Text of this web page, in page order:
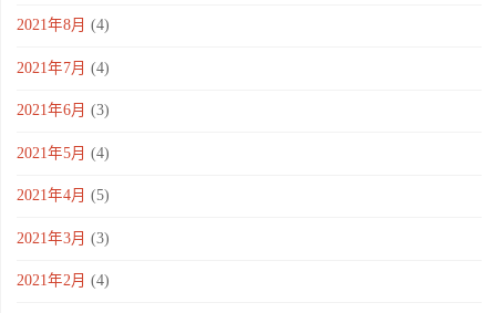
2021年8月 (4)
2021年7月 (4)
2021年6月 (3)
2021年5月 (4)
2021年4月 (5)
2021年3月 (3)
2021年2月 (4)